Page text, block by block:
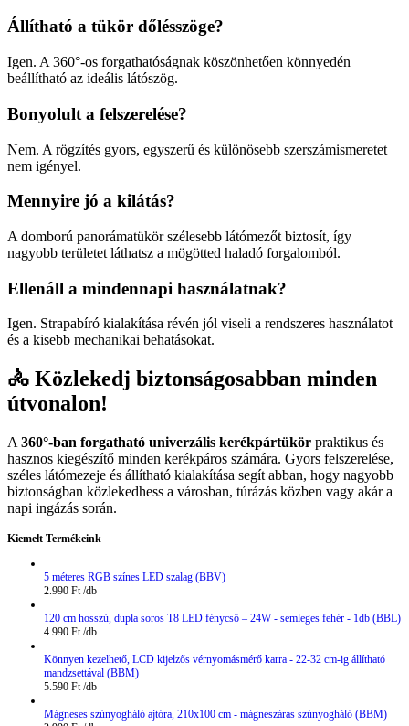
Állítható a tükör dőlésszöge?
Igen. A 360°-os forgathatóságnak köszönhetően könnyedén
beállítható az ideális látószög.
Bonyolult a felszerelése?
Nem. A rögzítés gyors, egyszerű és különösebb szerszámismeretet
nem igényel.
Mennyire jó a kilátás?
A domború panorámatükör szélesebb látómezőt biztosít, így
nagyobb területet láthatsz a mögötted haladó forgalomból.
Ellenáll a mindennapi használatnak?
Igen. Strapabíró kialakítása révén jól viseli a rendszeres használatot
és a kisebb mechanikai behatásokat.
🚴 Közlekedj biztonságosabban minden
útvonalon!
A 360°-ban forgatható univerzális kerékpártükör praktikus és
hasznos kiegészítő minden kerékpáros számára. Gyors felszerelése,
széles látómezeje és állítható kialakítása segít abban, hogy nagyobb
biztonságban közlekedhess a városban, túrázás közben vagy akár a
napi ingázás során.
Kiemelt Termékeink
5 méteres RGB színes LED szalag (BBV)
2.990 Ft
120 cm hosszú, dupla soros T8 LED fénycső – 24W - semleges fehér - 1db (BBL)
4.990 Ft
Könnyen kezelhető, LCD kijelzős vérnyomásmérő karra - 22-32 cm-ig állítható
mandzsettával (BBM)
5.590 Ft
Mágneses szúnyogháló ajtóra, 210x100 cm - mágneszáras szúnyogháló (BBM)